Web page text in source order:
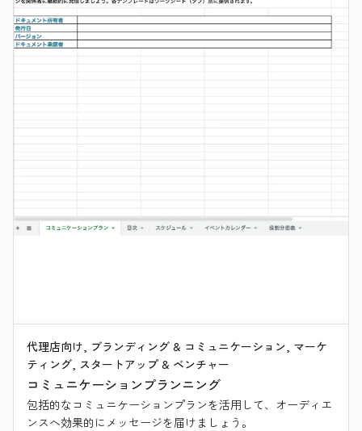
代理店向け, ブランディング & コミュニケーション, マーケ
ティング, スタートアップ & ベンチャー
コミュニケーションプランニング
包括的なコミュニケーションプランを活用して、オーディエ
ンスへ効果的にメッセージを届けましょう。